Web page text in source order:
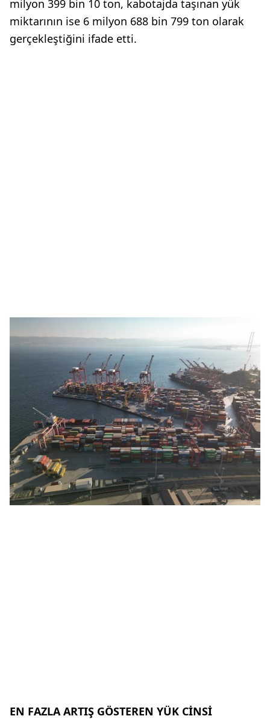
milyon 399 bin 10 ton, kabotajda taşınan yük
miktarının ise 6 milyon 688 bin 799 ton olarak
gerçekleştiğini ifade etti.
EN FAZLA ARTIŞ GÖSTEREN YÜK CİNSİ